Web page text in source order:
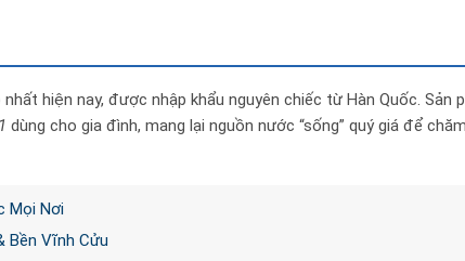
hiện nay, được nhập khẩu nguyên chiếc từ Hàn Quốc. Sản
dùng cho gia đình, mang lại nguồn nước “sống” quý giá để
Mọi Nơi
Bền Vĩnh Cửu